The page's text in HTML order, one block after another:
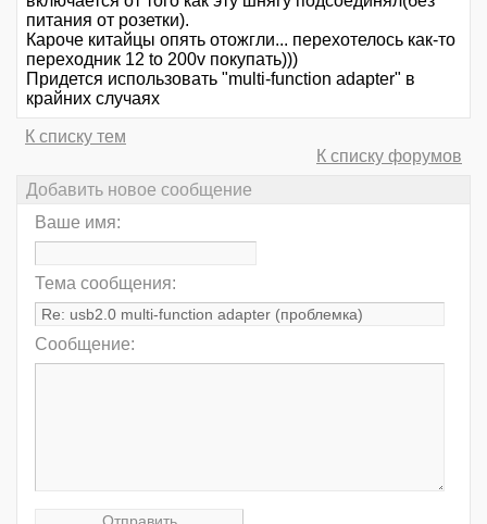
питания от розетки).
Кароче китайцы опять отожгли... перехотелось как-то
переходник 12 to 200v покупать)))
Придется использовать "multi-function adapter" в
крайних случаях
К списку тем
К списку форумов
Добавить новое сообщение
Ваше имя:
Тема сообщения:
Сообщение: